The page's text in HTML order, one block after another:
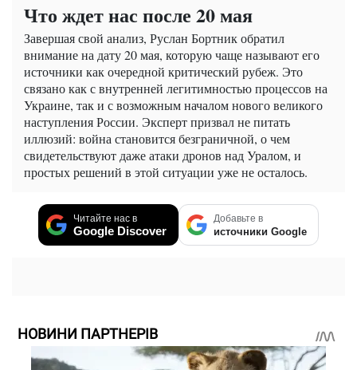
Что ждет нас после 20 мая
Завершая свой анализ, Руслан Бортник обратил
внимание на дату 20 мая, которую чаще называют его
источники как очередной критический рубеж. Это
связано как с внутренней легитимностью процессов на
Украине, так и с возможным началом нового великого
наступления России. Эксперт призвал не питать
иллюзий: война становится безграничной, о чем
свидетельствуют даже атаки дронов над Уралом, и
простых решений в этой ситуации уже не осталось.
Читайте нас в
Google Discover
Добавьте в
источники Google
НОВИНИ ПАРТНЕРІВ